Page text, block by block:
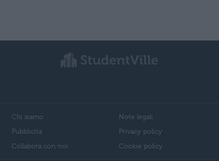
Chi siamo
Pubblicità
Collabora con noi
Note legali
Privacy policy
Cookie policy